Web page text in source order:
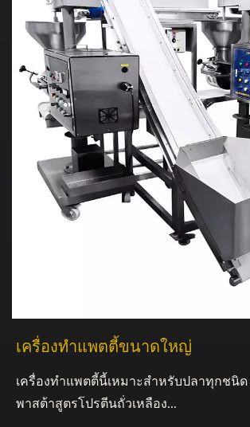
เครื่องทำแพตตี้ขนาดใหญ่
เครื่องทำแพตตี้นี้เหมาะสำหรับปลาทุกชนิด
พาสต้าสูตรโปรตีนถั่วเหลือง...